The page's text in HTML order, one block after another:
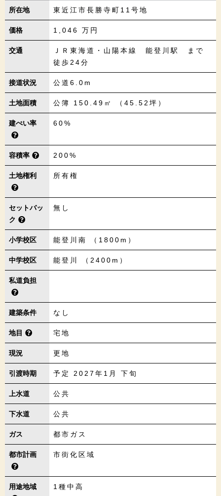
所在地 東近江市長勝寺町11号地
価格 1,046 万円
交通
ＪＲ東海道・山陽本線 能登川駅 まで
徒歩24分
接道状況 公道6.0m
土地面積 公簿 150.49㎡ （45.52坪）
建ぺい率 60%
容積率 200%
土地権利 所有権
セットバッ
ク
無し
小学校区 能登川南 （1800m）
中学校区 能登川 （2400m）
私道負担
建築条件 なし
地目 宅地
現況 更地
引渡時期 予定 2027年1月 下旬
上水道 公共
下水道 公共
ガス 都市ガス
都市計画 市街化区域
用途地域 1種中高